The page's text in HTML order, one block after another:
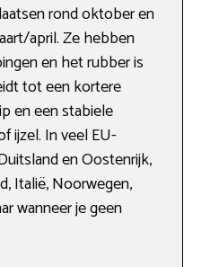
rond oktober en
april. Ze hebben
en het rubber is
tot een kortere
en een stabiele
ijzel. In veel EU-
en Oostenrijk,
Italië, Noorwegen,
wanneer je geen